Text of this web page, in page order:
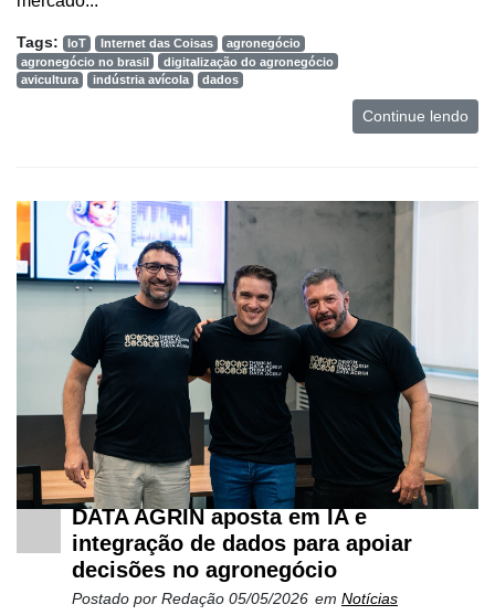
Tags: IoT Internet das Coisas
agronegócio
agronegócio no brasil
digitalização do agronegócio
avicultura
indústria avícola dados
Continue lendo
DATA AGRIN aposta em IA e
integração de dados para apoiar
decisões no agronegócio
Postado por Redação 05/05/2026 em Notícias